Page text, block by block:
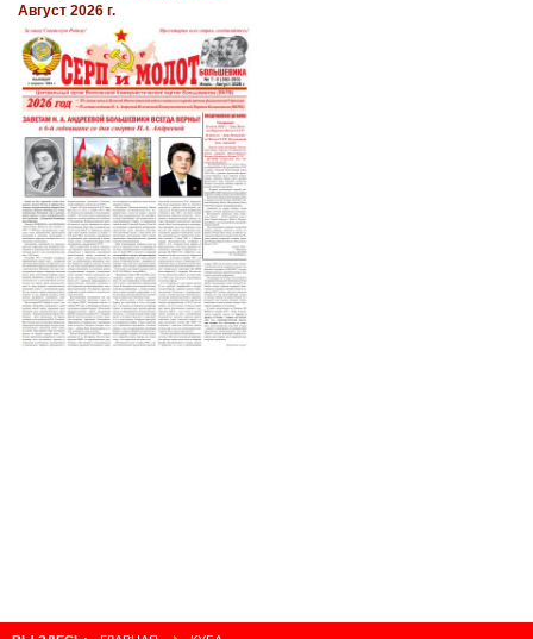
Август 2026 г.